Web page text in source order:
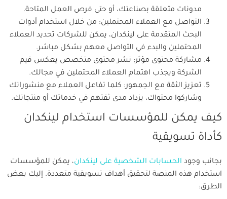
مدونات متعلقة بصناعتك، أو حتى فرص العمل المتاحة.
التواصل مع العملاء المحتملين: من خلال استخدام أدوات
البحث المتقدمة على لينكدان، يمكن للشركات تحديد العملاء
المحتملين والبدء في التواصل معهم بشكل مباشر.
مشاركة محتوى مؤثر: نشر محتوى متخصص يعكس قيم
الشركة ويجذب اهتمام العملاء المحتملين في مجالك.
تعزيز الثقة مع الجمهور: كلما تفاعل العملاء مع منشوراتك
وشاركوا محتواك، يزداد مدى ثقتهم في خدماتك أو منتجاتك.
كيف يمكن للمؤسسات استخدام لينكدان
كأداة تسويقية
بجانب وجود الحسابات الشخصية على لينكدان، يمكن للمؤسسات
استخدام هذه المنصة لتحقيق أهداف تسويقية متعددة. إليك بعض
الطرق: